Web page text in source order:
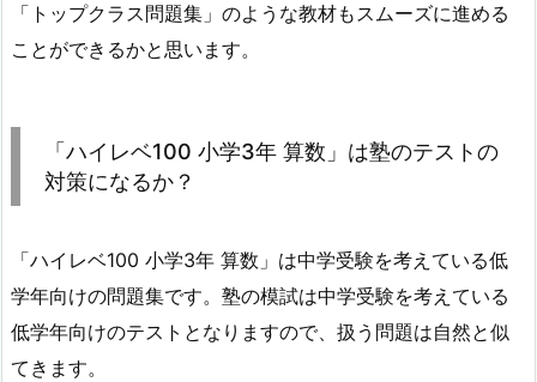
「トップクラス問題集」のような教材もスムーズに進める
ことができるかと思います。
「ハイレベ100 小学3年 算数」は塾のテストの
対策になるか？
「ハイレベ100 小学3年 算数」は中学受験を考えている低
学年向けの問題集です。塾の模試は中学受験を考えている
低学年向けのテストとなりますので、扱う問題は自然と似
てきます。